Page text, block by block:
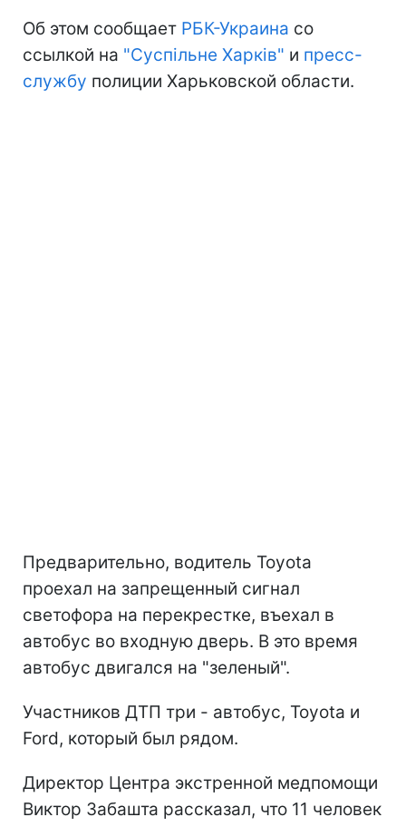
Об этом сообщает РБК-Украина со
ссылкой на "Суспільне Харків" и пресс-
службу полиции Харьковской области.
Предварительно, водитель Toyota
проехал на запрещенный сигнал
светофора на перекрестке, въехал в
автобус во входную дверь. В это время
автобус двигался на "зеленый".
Участников ДТП три - автобус, Toyota и
Ford, который был рядом.
Директор Центра экстренной медпомощи
Виктор Забашта рассказал, что 11 человек